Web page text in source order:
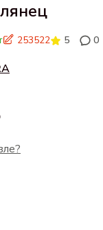
253522 5 0